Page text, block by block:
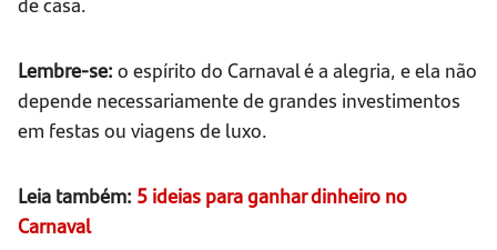
Lembre-se: o espírito do Carnaval é a alegria, e ela não
depende necessariamente de grandes investimentos
em festas ou viagens de luxo.
Leia também: 5 ideias para ganhar dinheiro no
Carnaval